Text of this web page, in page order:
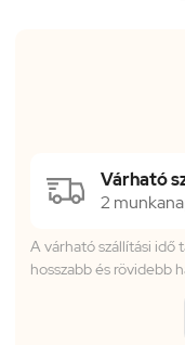
Várható
2
A várható szállítási idő
hosszabb és rövidebb